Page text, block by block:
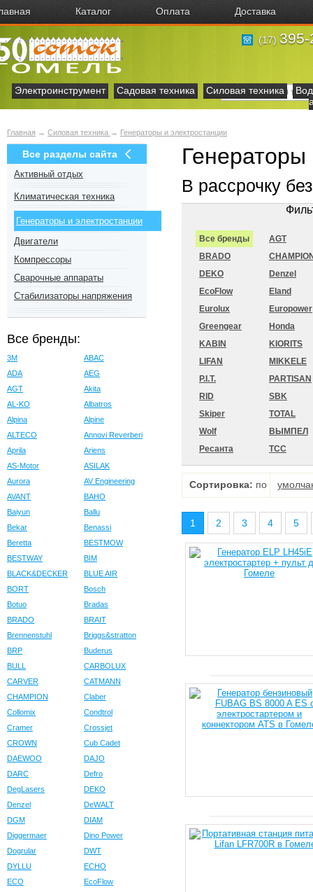
Каталог Оплата Доставка
(17) 395-
Электроинструмент Садовая техника Силовая техника
Главная → Силовая техника → Генераторы и электростанции
Все разделы сайта
Активный отдых
Климатическая техника
Генераторы и электростанции
Двигатели
Компрессоры
Сварочные аппараты
Стабилизаторы напряжения
Все бренды:
3M
ABAC
ADA
AEG
AGT
Akita
AL-KO
Albatros
Alpina
Alpine
ALTECO
Annovi Reverberi
Aprila
Ariens
AS-Motor
ASILAK
Aurora
AV Engineering
AVANT
BAHO
Baiyun
Ballu
Bekar
Benassi
Beretta
BESTMOW
BESTWAY
BIM
BLACK&DECKER
BLUE AIR
BORT
Bosch
Botuo
Bradas
BRADO
BRAIT
Brennenstuhl
Briggs&stratton
BRP
Buderus
BULL
CARBOLUX
CARVER
CATMANN
CHAMPION
Claber
Collomix
Condtrol
Cramer
Crossjet
CROWN
Cub Cadet
DAEWOO
DAJO
DARC
Defro
DegLasers
DEKO
Denzel
DeWALT
DGM
DIAM
Diggermaer
Dino Power
Dogrular
DWT
DYLLU
ECHO
ECO
EcoFlow
Генераторы
В рассрочку
Все бренды
AGT
BRADO
DEKO
Denzel
EcoFlow
Eland
Eurolux
Europower
Greengear
Honda
KABIN
KIORITS
LIFAN
MIKKELE
P.I.T.
PARTISAN
RID
SBK
Skiper
TOTAL
Wolf
ВЫМПЕЛ
Ресанта
ТСС
Сортировка: по
1 2 3 4 5